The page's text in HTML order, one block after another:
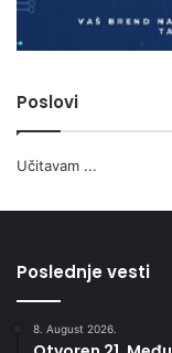
Poslovi
Učitavam ...
Poslednje vesti
8. August 2026.